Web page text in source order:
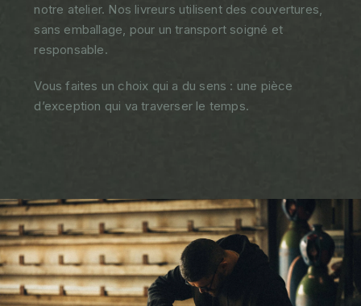
notre atelier. Nos livreurs utilisent des couvertures,
sans emballage, pour un transport soigné et
responsable.
Vous faites un choix qui a du sens : une pièce
d’exception qui va traverser le temps.